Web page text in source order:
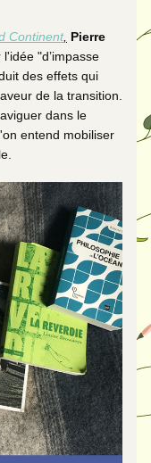
Continent, Pierre
"d’impasse
des effets qui
de la transition.
dans le
entend mobiliser